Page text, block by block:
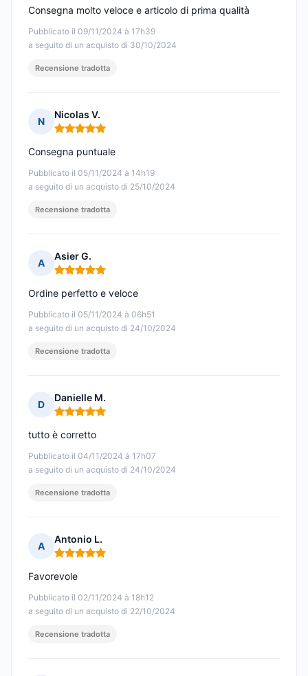
Pubblicato il 09/11/2024 à 17h39
a seguito di un acquisto di 30/10/2024
Consegna molto veloce e articolo di prima qualità
Recensione tradotta
N
Nicolas V.
Nota: 5 su 5
Pubblicato il 05/11/2024 à 14h19
a seguito di un acquisto di 25/10/2024
Consegna puntuale
Recensione tradotta
A
Asier G.
Nota: 5 su 5
Pubblicato il 05/11/2024 à 06h51
a seguito di un acquisto di 24/10/2024
Ordine perfetto e veloce
Recensione tradotta
D
Danielle M.
Nota: 5 su 5
Pubblicato il 04/11/2024 à 17h07
a seguito di un acquisto di 24/10/2024
tutto è corretto
Recensione tradotta
A
Antonio L.
Nota: 5 su 5
Pubblicato il 02/11/2024 à 18h12
a seguito di un acquisto di 22/10/2024
Favorevole
Recensione tradotta